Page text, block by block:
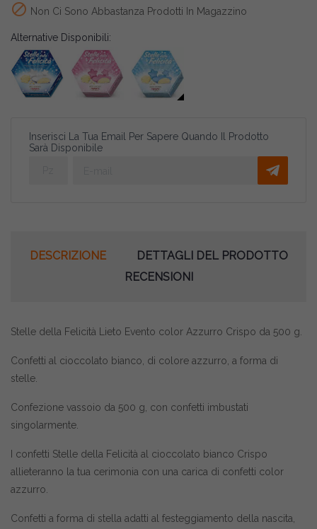
 Non Ci Sono Abbastanza Prodotti In Magazzino
Alternative Disponibili:
Inserisci La Tua Email Per Sapere Quando Il Prodotto
Sarà Disponibile
DESCRIZIONE
DETTAGLI DEL PRODOTTO
RECENSIONI
Stelle della Felicità Lieto Evento color Azzurro Crispo da 500 g.
Confetti al cioccolato bianco, di colore azzurro, a forma di
stelle.
Confezione vassoio da 500 g, con confetti imbustati
singolarmente.
I confetti Stelle della Felicità al cioccolato bianco Crispo
allieteranno la tua cerimonia con una carica di confetti color
azzurro.
Confetti a forma di stella adatti al festeggiamento della nascita,